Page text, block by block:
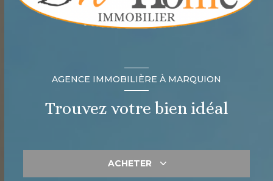
AGENCE IMMOBILIÈRE À MARQUION
Trouvez votre bien idéal
ACHETER